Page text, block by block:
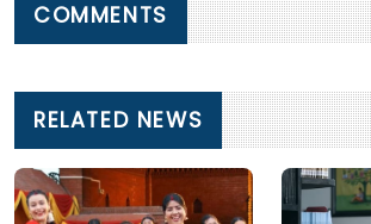
COMMENTS
RELATED NEWS